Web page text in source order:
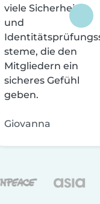
viele Sicherheits-
und
steme, die den
Mitgliedern ein
sicheres Gefühl
geben.
Giovanna